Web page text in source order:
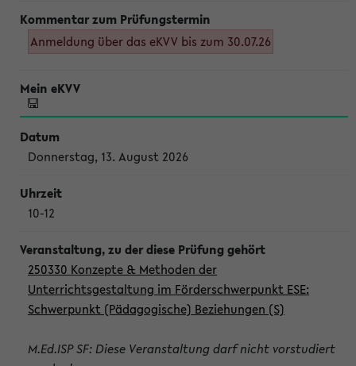
Anmeldung über das eKVV bis zum 30.07.26
Donnerstag, 13. August 2026
10-12
250330 Konzepte & Methoden der
Unterrichtsgestaltung im Förderschwerpunkt ESE:
Schwerpunkt (Pädagogische) Beziehungen (S)
M.Ed.ISP SF: Diese Veranstaltung darf nicht vorstudiert